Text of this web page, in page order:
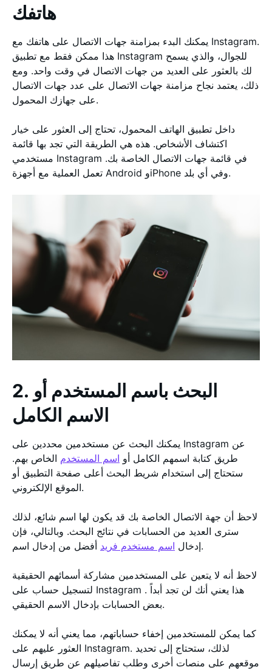
هاتفك
يمكنك البدء بمزامنة جهات الاتصال على هاتفك مع Instagram.
هذا ممكن فقط مع تطبيق Instagram للجوال، والذي يسمح
لك بالعثور على العديد من جهات الاتصال في وقت واحد. ومع
ذلك، يعتمد نجاح مزامنة جهات الاتصال على عدد جهات الاتصال
على جهازك المحمول.
داخل تطبيق الهاتف المحمول، تحتاج إلى العثور على خيار
اكتشاف الأشخاص. هذه هي الطريقة التي تجد بها قائمة
مستخدمي Instagram في قائمة جهات الاتصال الخاصة بك.
تعمل العملية مع أجهزة Android وiPhone وفي أي بلد.
2. البحث باسم المستخدم أو
الاسم الكامل
يمكنك البحث عن مستخدمين محددين على Instagram عن
طريق كتابة اسمهم الكامل أو اسم المستخدم الخاص بهم.
ستحتاج إلى استخدام شريط البحث أعلى صفحة التطبيق أو
الموقع الإلكتروني.
لاحظ أن جهة الاتصال الخاصة بك قد يكون لها اسم شائع، لذلك
سترى العديد من الحسابات في نتائج البحث. وبالتالي، فإن
إدخال اسم مستخدم فريد أفضل من إدخال اسم.
لاحظ أنه لا يتعين على المستخدمين مشاركة أسمائهم الحقيقية
لتسجيل حساب على Instagram . هذا يعني أنك لن تجد أبداً
بعض الحسابات بإدخال الاسم الحقيقي.
كما يمكن للمستخدمين إخفاء حساباتهم، مما يعني أنه لا يمكنك
العثور عليهم على Instagram. لذلك، ستحتاج إلى تحديد
موقعهم على منصات أخرى وطلب تفاصيلهم عن طريق إرسال